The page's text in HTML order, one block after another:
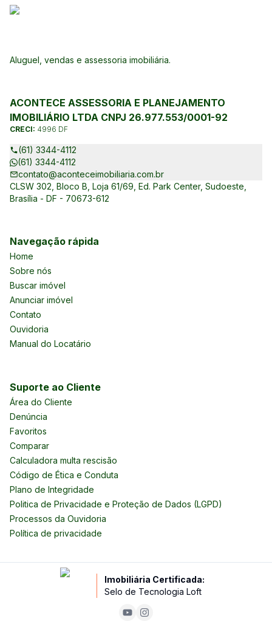
Aluguel, vendas e assessoria imobiliária.
ACONTECE ASSESSORIA E PLANEJAMENTO
IMOBILIÁRIO LTDA CNPJ 26.977.553/0001-92
CRECI: 4996 DF
(61) 3344-4112
(61) 3344-4112
contato@aconteceimobiliaria.com.br
CLSW 302, Bloco B, Loja 61/69, Ed. Park Center, Sudoeste,
Brasília - DF - 70673-612
Navegação rápida
Home
Sobre nós
Buscar imóvel
Anunciar imóvel
Contato
Ouvidoria
Manual do Locatário
Suporte ao Cliente
Área do Cliente
Denúncia
Favoritos
Comparar
Calculadora multa rescisão
Código de Ética e Conduta
Plano de Integridade
Politica de Privacidade e Proteção de Dados (LGPD)
Processos da Ouvidoria
Política de privacidade
Imobiliária Certificada:
Selo de Tecnologia Loft